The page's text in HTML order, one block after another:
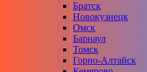
Братск
Новокузнецк
Омск
Барнаул
Томск
Горно-Алтайск